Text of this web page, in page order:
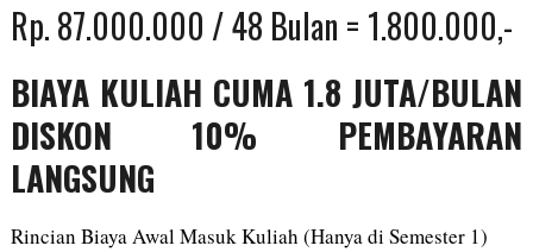
Rp. 87.000.000 / 48 Bulan = 1.800.000,-
BIAYA KULIAH CUMA 1.8 JUTA/BULAN
DISKON 10% PEMBAYARAN
LANGSUNG
Rincian Biaya Awal Masuk Kuliah (Hanya di Semester 1)